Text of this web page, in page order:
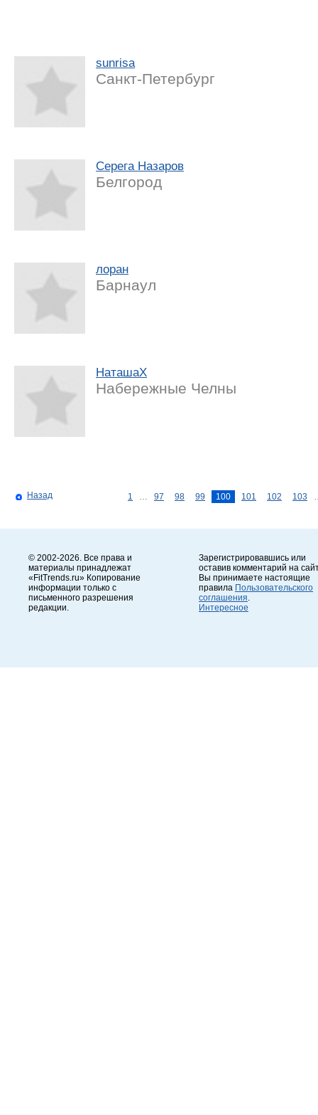
sunrisa
Санкт-Петербург
Серега Назаров
Белгород
лоран
Барнаул
НаташаX
Набережные Челны
Назад 1 97 98 99 100 101 102 103
© 2002-2026. Все права и
материалы принадлежат
«FitTrends.ru» Копирование
информации только с
письменного разрешения
редакции.
Зарегистрировавшись или
оставив комментарий на
Вы принимаете настоящие
правила Пользовательского
соглашения
Интересное